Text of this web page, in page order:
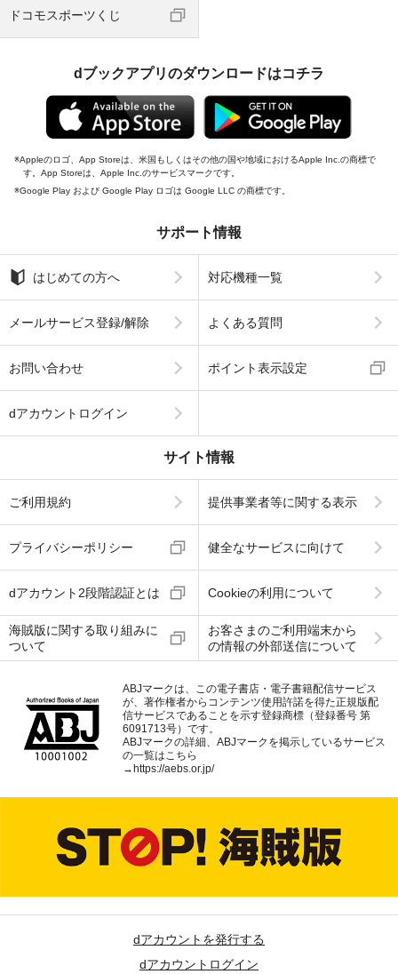
ドコモスポーツくじ
dブックアプリのダウンロードはコチラ
Appleのロゴ、App Storeは、米国もしくはその他の国や地域におけるApple Inc.の商標で
す。App Storeは、Apple Inc.のサービスマークです。
Google Play および Google Play ロゴは Google LLC の商標です。
サポート情報
はじめての方へ 対応機種一覧
メールサービス登録/解除 よくある質問
お問い合わせ ポイント表示設定
dアカウントログイン
サイト情報
ご利用規約 提供事業者等に関する表示
プライバシーポリシー 健全なサービスに向けて
dアカウント2段階認証とは Cookieの利用について
海賊版に関する取り組みに
ついて
お客さまのご利用端末から
の情報の外部送信について
ABJマークは、この電子書店・電子書籍配信サービス
が、著作権者からコンテンツ使用許諾を得た正規版配
信サービスであることを示す登録商標（登録番号 第
6091713号）です。
ABJマークの詳細、ABJマークを掲示しているサービス
の一覧はこちら
→https://aebs.or.jp/
dアカウントを発行する
dアカウントログイン